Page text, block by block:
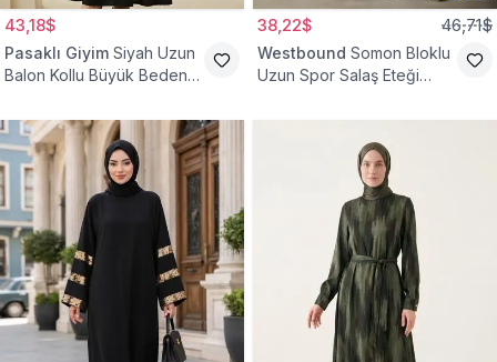
43,18$
Pasaklı Giyim Siyah Uzun
Balon Kollu Büyük Beden
38,22$ 46,71$
Westbound Somon Bloklu
Uzun Spor Salaş Eteği